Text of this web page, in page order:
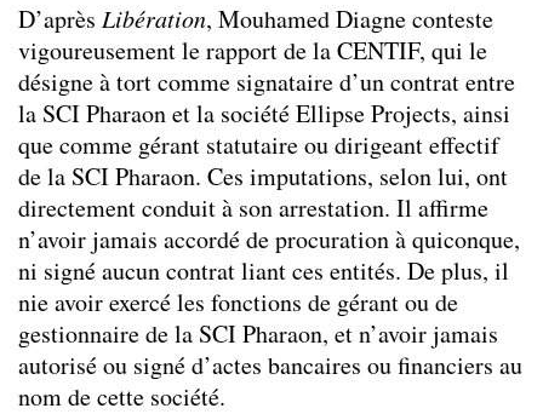
D’après Libération, Mouhamed Diagne conteste
vigoureusement le rapport de la CENTIF, qui le
désigne à tort comme signataire d’un contrat entre
la SCI Pharaon et la société Ellipse Projects, ainsi
que comme gérant statutaire ou dirigeant effectif
de la SCI Pharaon. Ces imputations, selon lui, ont
directement conduit à son arrestation. Il affirme
n’avoir jamais accordé de procuration à quiconque,
ni signé aucun contrat liant ces entités. De plus, il
nie avoir exercé les fonctions de gérant ou de
gestionnaire de la SCI Pharaon, et n’avoir jamais
autorisé ou signé d’actes bancaires ou financiers au
nom de cette société.